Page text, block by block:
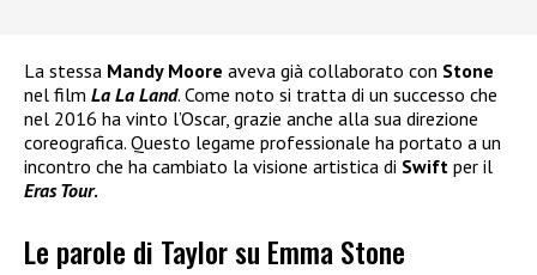
La stessa Mandy Moore aveva già collaborato con Stone
nel film La La Land. Come noto si tratta di un successo che
nel 2016 ha vinto l’Oscar, grazie anche alla sua direzione
coreografica. Questo legame professionale ha portato a un
incontro che ha cambiato la visione artistica di Swift per il
Eras Tour.
Le parole di Taylor su Emma Stone